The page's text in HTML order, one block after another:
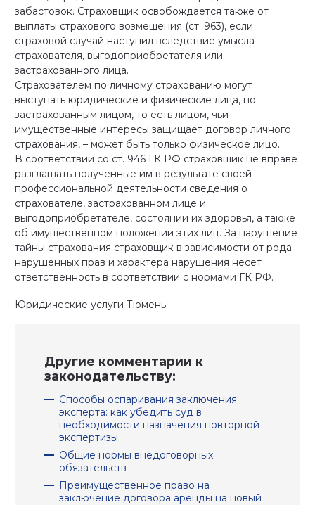
забастовок. Страховщик освобождается также от
выплаты страхового возмещения (ст. 963), если
страховой случай наступил вследствие умысла
страхователя, выгодоприобретателя или
застрахованного лица.
Страхователем по личному страхованию могут
выступать юридические и физические лица, но
застрахованным лицом, то есть лицом, чьи
имущественные интересы защищает договор личного
страхования, – может быть только физическое лицо.
В соответствии со ст. 946 ГК РФ страховщик не вправе
разглашать полученные им в результате своей
профессиональной деятельности сведения о
страхователе, застрахованном лице и
выгодоприобретателе, состоянии их здоровья, а также
об имущественном положении этих лиц. За нарушение
тайны страхования страховщик в зависимости от рода
нарушенных прав и характера нарушения несет
ответственность в соответствии с нормами ГК РФ.
Юридические услуги Тюмень
Другие комментарии к
законодательству:
Способы оспаривания заключения
эксперта: как убедить суд в
необходимости назначения повторной
экспертизы
Общие нормы внедоговорных
обязательств
Преимущественное право на
заключение договора аренды на новый